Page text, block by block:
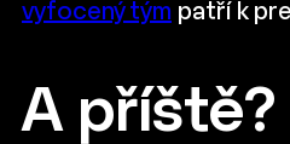
vyfocený tým patří k
A příště?